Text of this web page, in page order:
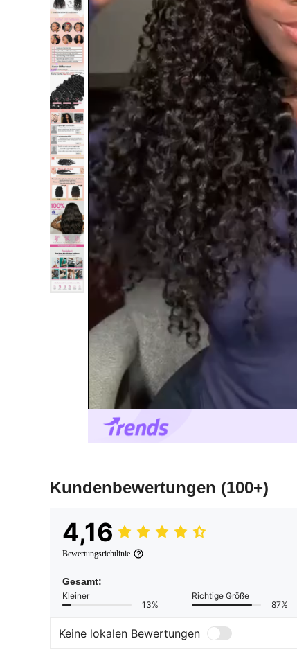
Kundenbewertungen (100+)
4,16
Bewertungsrichtlinie
Gesamt:
Kleiner
13%
Richtige Größe
87%
Keine lokalen Bewertungen